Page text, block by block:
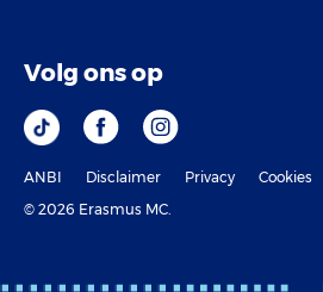
Volg ons op
ANBI Disclaimer Privacy Cookies
© 2026 Erasmus MC.